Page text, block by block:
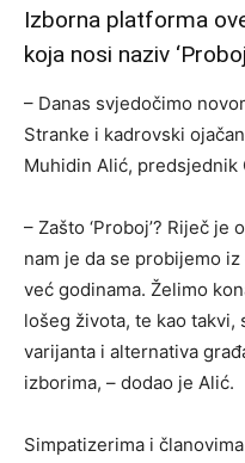
Izborna platforma
koja nosi naziv
– Danas svjedočimo
Stranke i kadrovski
Muhidin Alić, predsjednik
– Zašto ‘Proboj’? Riječ
nam je da se probijemo
već godinama. Želimo
lošeg života, te kao takvi,
varijanta i alternativa
izborima, – dodao je Alić.
Simpatizerima i